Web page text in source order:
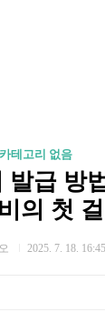
카테고리 없음
발급 방
의 첫
2025. 7. 18. 16:45